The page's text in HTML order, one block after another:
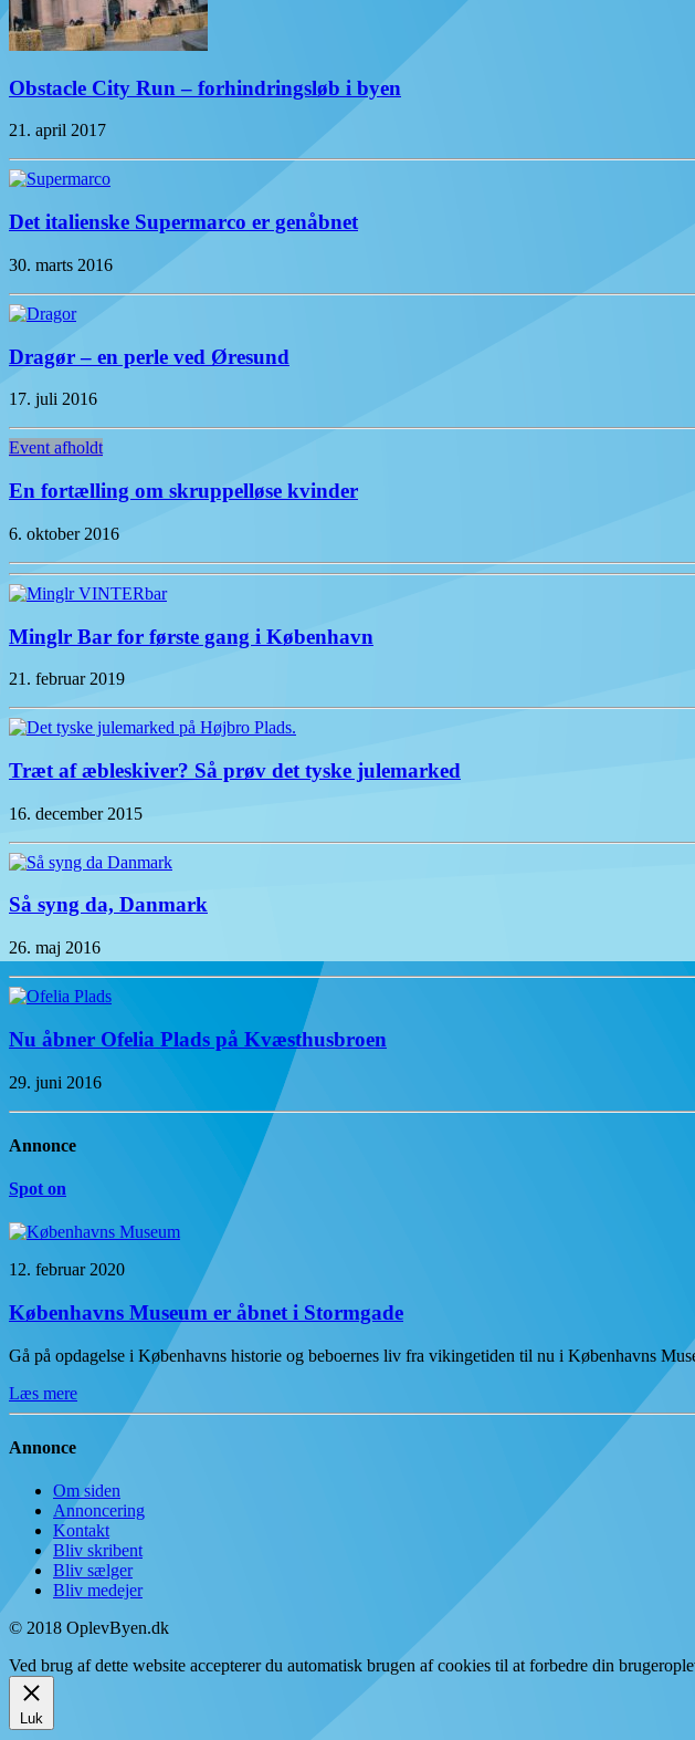
Obstacle City Run – forhindringsløb i byen
21. april 2017
Det italienske Supermarco er genåbnet
30. marts 2016
Dragør – en perle ved Øresund
17. juli 2016
Event afholdt
En fortælling om skruppelløse kvinder
6. oktober 2016
Minglr Bar for første gang i København
21. februar 2019
Træt af æbleskiver? Så prøv det tyske julemarked
16. december 2015
Så syng da, Danmark
26. maj 2016
Nu åbner Ofelia Plads på Kvæsthusbroen
29. juni 2016
Annonce
Spot on
12. februar 2020
Københavns Museum er åbnet i Stormgade
Gå på opdagelse i Københavns historie og beboernes liv fra vikingetiden til nu i Københavns
Læs mere
Annonce
Om siden
Annoncering
Kontakt
Bliv skribent
Bliv sælger
Bliv medejer
© 2018 OplevByen.dk
Ved brug af dette website accepterer du automatisk brugen af cookies til at forbedre din
Luk